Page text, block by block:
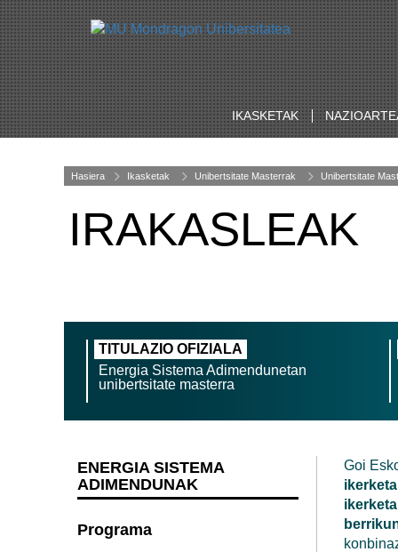
IKASKETAK
Hasiera Ikasketak Unibertsitate Masterrak Unibertsitate
IRAKASLEAK
TITULAZIO OFIZIALA
Energia Sistema Adimendunetan
unibertsitate masterra
Goi
ENERGIA SISTEMA
ADIMENDUNAK
Programa